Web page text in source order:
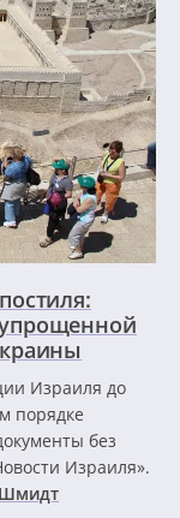
Израиля до
порядке
без
Израиля».